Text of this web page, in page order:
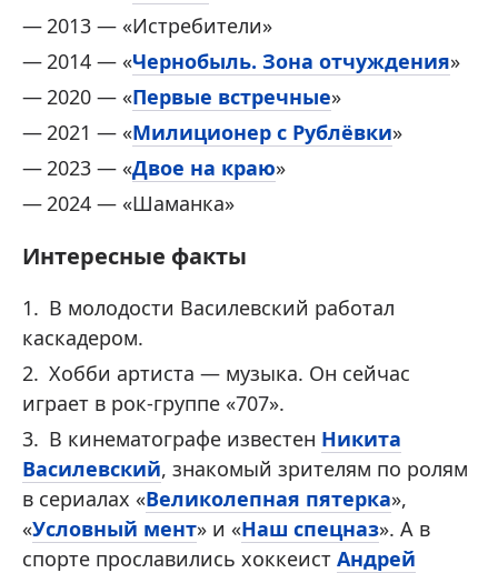
2013 — «Истребители»
2014 — «Чернобыль. Зона отчуждения»
2020 — «Первые встречные»
2021 — «Милиционер с Рублёвки»
2023 — «Двое на краю»
2024 — «Шаманка»
Интересные факты
В молодости Василевский работал
каскадером.
Хобби артиста — музыка. Он сейчас
играет в рок-группе «707».
В кинематографе известен Никита
Василевский, знакомый зрителям по ролям
в сериалах «Великолепная пятерка»,
«Условный мент» и «Наш спецназ». А в
спорте прославились хоккеист Андрей